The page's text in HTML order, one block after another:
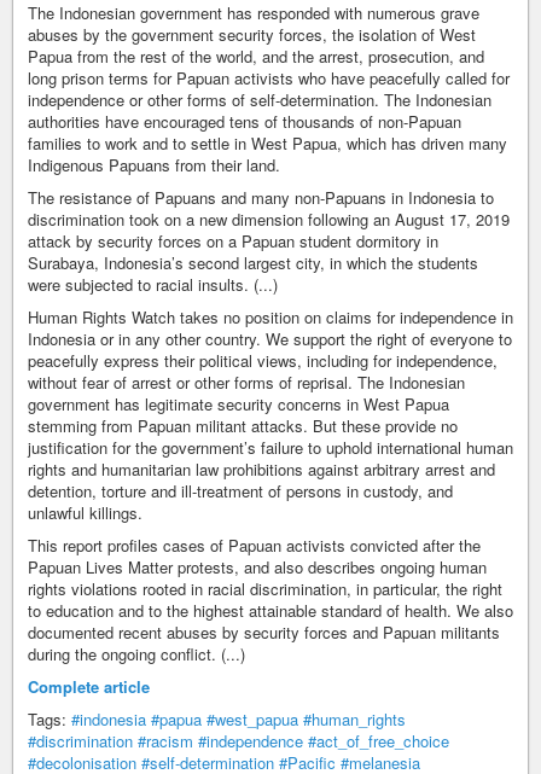
The Indonesian government has responded with numerous grave
abuses by the government security forces, the isolation of West
Papua from the rest of the world, and the arrest, prosecution, and
long prison terms for Papuan activists who have peacefully called for
independence or other forms of self-determination. The Indonesian
authorities have encouraged tens of thousands of non-Papuan
families to work and to settle in West Papua, which has driven many
Indigenous Papuans from their land.
The resistance of Papuans and many non-Papuans in Indonesia to
discrimination took on a new dimension following an August 17, 2019
attack by security forces on a Papuan student dormitory in
Surabaya, Indonesia’s second largest city, in which the students
were subjected to racial insults. (...)
Human Rights Watch takes no position on claims for independence in
Indonesia or in any other country. We support the right of everyone to
peacefully express their political views, including for independence,
without fear of arrest or other forms of reprisal. The Indonesian
government has legitimate security concerns in West Papua
stemming from Papuan militant attacks. But these provide no
justification for the government’s failure to uphold international human
rights and humanitarian law prohibitions against arbitrary arrest and
detention, torture and ill-treatment of persons in custody, and
unlawful killings.
This report profiles cases of Papuan activists convicted after the
Papuan Lives Matter protests, and also describes ongoing human
rights violations rooted in racial discrimination, in particular, the right
to education and to the highest attainable standard of health. We also
documented recent abuses by security forces and Papuan militants
during the ongoing conflict. (...)
Complete article
Tags: #indonesia #papua #west_papua #human_rights
#discrimination #racism #independence #act_of_free_choice
#decolonisation #self-determination #Pacific #melanesia